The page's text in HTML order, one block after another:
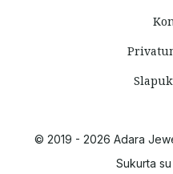
© 2019 - 2026 Adara
Sukurta su